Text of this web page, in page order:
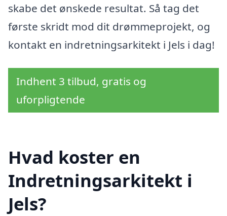
skabe det ønskede resultat. Så tag det
første skridt mod dit drømmeprojekt, og
kontakt en indretningsarkitekt i Jels i dag!
Indhent 3 tilbud, gratis og
uforpligtende
Hvad koster en
Indretningsarkitekt i
Jels?